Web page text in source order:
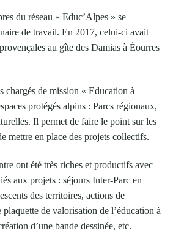
du réseau « Educ’Alpes » se
de travail. En 2017, celui-ci avait
au gîte des Damias à Éourres
chargés de mission « Education à
protégés alpins : Parcs régionaux,
Il permet de faire le point sur les
mettre en place des projets collectifs.
ont été très riches et productifs avec
aux projets : séjours Inter-Parc en
des territoires, actions de
de valorisation de l’éducation à
d’une bande dessinée, etc.